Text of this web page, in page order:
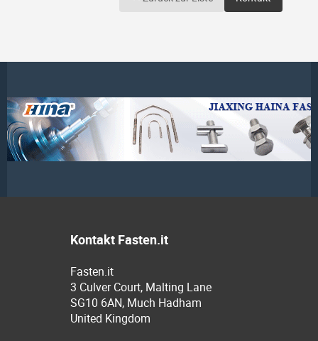
Kontakt Fasten.it
Fasten.it
3 Culver Court, Malting Lane
SG10 6AN, Much Hadham
United Kingdom